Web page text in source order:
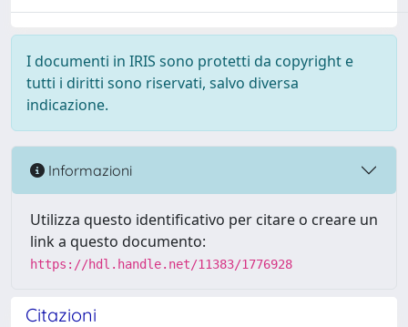
I documenti in IRIS sono protetti da copyright e
tutti i diritti sono riservati, salvo diversa
indicazione.
Informazioni
Utilizza questo identificativo per citare o creare un
link a questo documento:
https://hdl.handle.net/11383/1776928
Citazioni